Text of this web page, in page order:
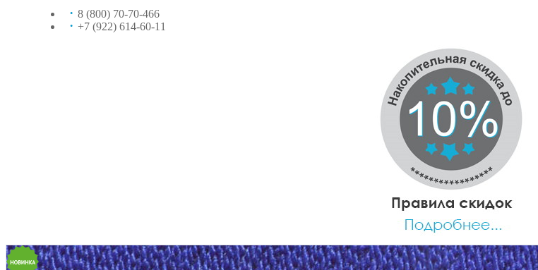
8 (800) 70-70-466
+7 (922) 614-60-11